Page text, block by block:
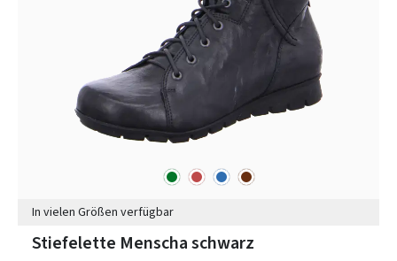
grün rot blau braun
In vielen Größen verfügbar
Stiefelette Menscha schwarz